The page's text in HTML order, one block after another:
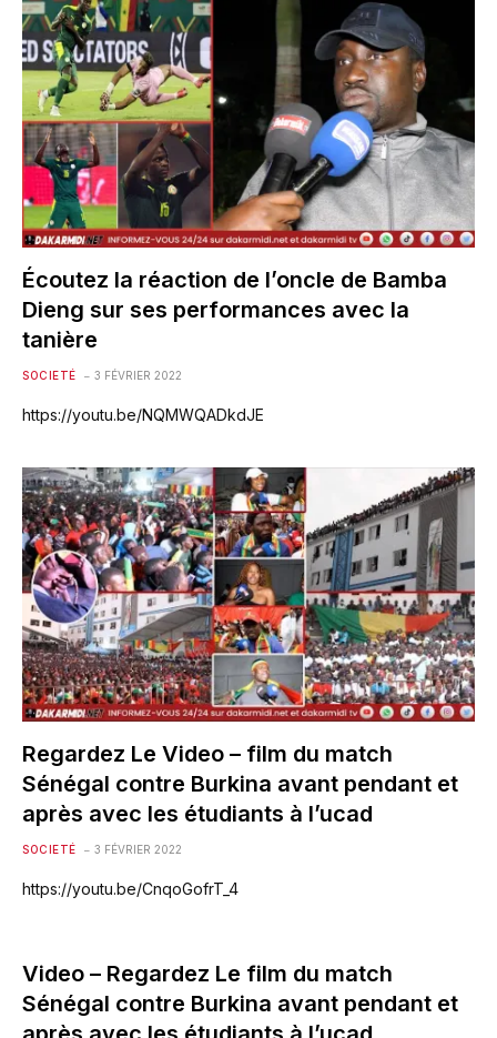
Écoutez la réaction de l’oncle de Bamba
Dieng sur ses performances avec la
tanière
SOCIETÉ 3 FÉVRIER 2022
https://youtu.be/NQMWQADkdJE
Regardez Le Video – film du match
Sénégal contre Burkina avant pendant et
après avec les étudiants à l’ucad
SOCIETÉ 3 FÉVRIER 2022
https://youtu.be/CnqoGofrT_4
Video – Regardez Le film du match
Sénégal contre Burkina avant pendant et